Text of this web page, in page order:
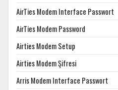
AirTies Modem Interface Passwort
AirTies Modem Password
Airties Modem Setup
Airties Modem Şifresi
Arris Modem Interface Passwort